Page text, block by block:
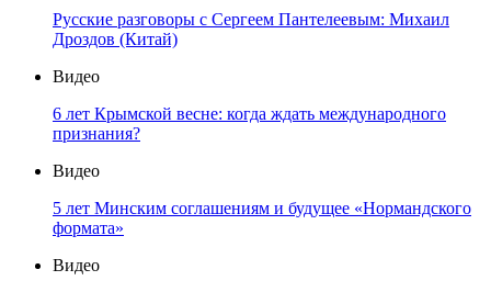
Русские разговоры с Сергеем Пантелеевым: Михаил
Дроздов (Китай)
Видео
6 лет Крымской весне: когда ждать международного
признания?
Видео
5 лет Минским соглашениям и будущее «Нормандского
формата»
Видео